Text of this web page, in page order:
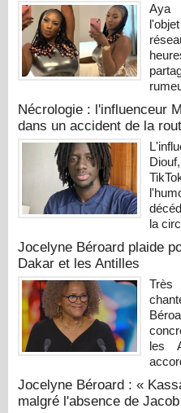
Aya
Nécrologie : l'influenceur
dans un accident de la
la
Jocelyne Béroard plaide
Dakar et les Antilles
les
Jocelyne Béroard : «
malgré l'absence de